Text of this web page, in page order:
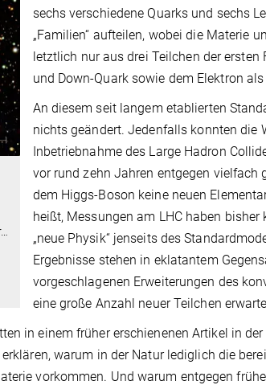
…
sechs verschiedene Quarks und sechs
„Familien“ aufteilen, wobei die Materie
letztlich nur aus drei Teilchen der ersten
und Down-Quark sowie dem Elektron
An diesem seit langem etablierten
nichts geändert. Jedenfalls konnten die
Inbetriebnahme des Large Hadron
vor rund zehn Jahren entgegen vielfach
dem Higgs-Boson keine neuen
heißt, Messungen am LHC haben
„neue Physik“ jenseits des
Ergebnisse stehen in eklatantem
vorgeschlagenen Erweiterungen des
eine große Anzahl neuer Teilchen
in einem früher erschienenen Artikel in
warum in der Natur lediglich die
vorkommen. Und warum entgegen